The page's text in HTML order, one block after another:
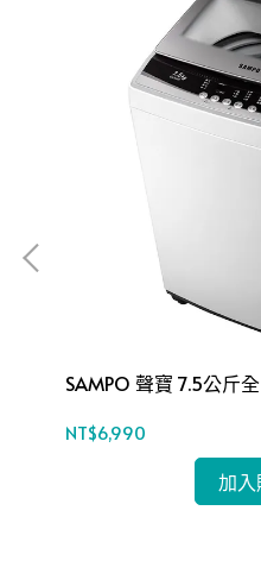
SAMPO 聲寶 7.5公斤
NT$6,990
加